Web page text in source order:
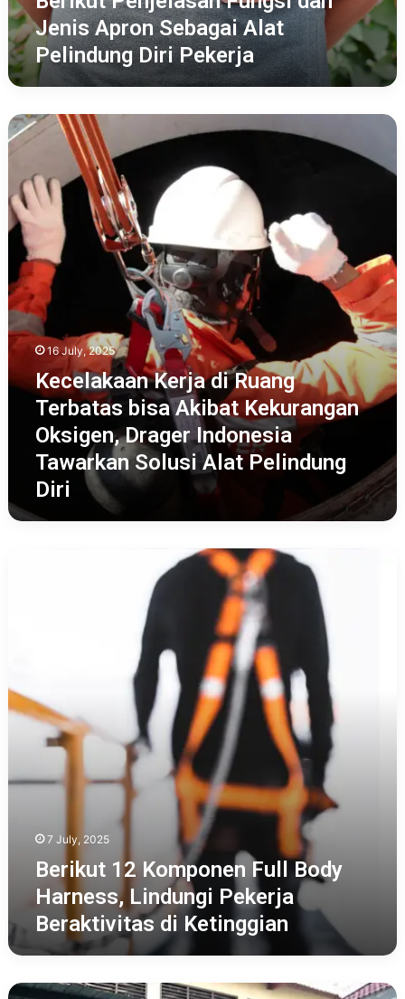
Pekerja
Jenis Apron Sebagai Alat
Pelindung Diri Pekerja
Kecelakaan
Kerja
Ruang
Terbatas
bisa
Akibat
Kekurangan
Oksigen,
Drager
Indonesia
Tawarkan
Solusi
Alat
Pelindung
16 July, 2025
Kecelakaan Kerja di Ruang
Terbatas bisa Akibat Kekurangan
Oksigen, Drager Indonesia
Tawarkan Solusi Alat Pelindung
Diri
Pekerja
Beraktivitas
Ketinggian
7 July, 2025
Berikut 12 Komponen Full Body
Harness, Lindungi Pekerja
Beraktivitas di Ketinggian
Apa